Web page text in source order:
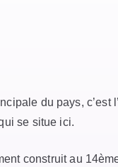
du pays, c’est
se situe ici.
construit au